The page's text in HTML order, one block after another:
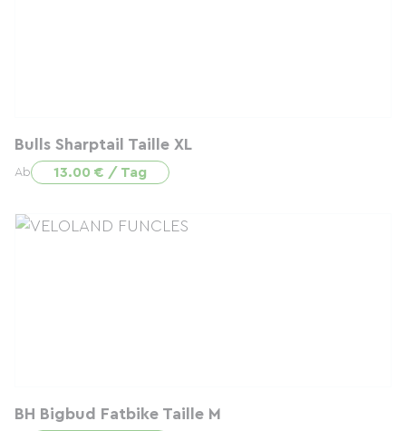
Bulls Sharptail Taille XL
Ab 13.00 € / Tag
BH Bigbud Fatbike Taille M